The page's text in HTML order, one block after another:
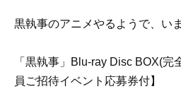
黒執事のアニメやるようで、い
「黒執事」Blu-ray Disc BOX(完
員ご招待イベント応募券付】